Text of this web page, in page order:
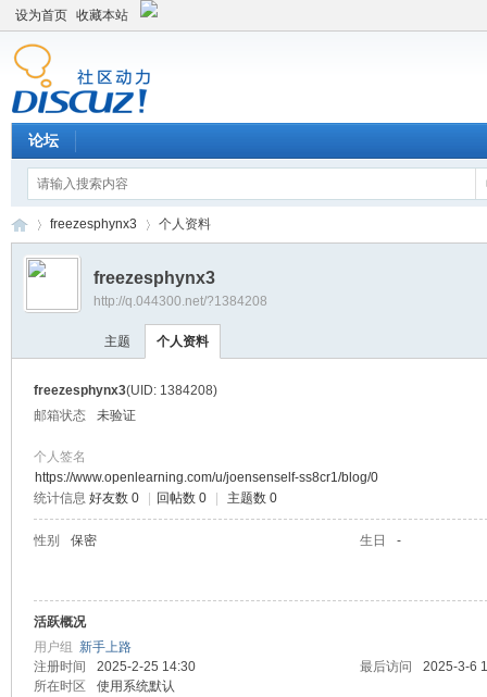
设为首页 收藏本站
论坛
›
freezesphynx3 个人资料
freezesphynx3
http://q.044300.net/?1384208
主题 个人资料
freezesphynx3(UID: 1384208)
邮箱状态
未验证
个人签名
https://www.openlearning.com/u/joensenself-ss8cr1/blog/0
统计信息 好友数 0 回帖数 0 主题数 0
性别 保密 生日 -
活跃概况
用户组 新手上路
注册时间
2025-2-25 14:30 最后访问
2025-3-6
所在时区
使用系统默认